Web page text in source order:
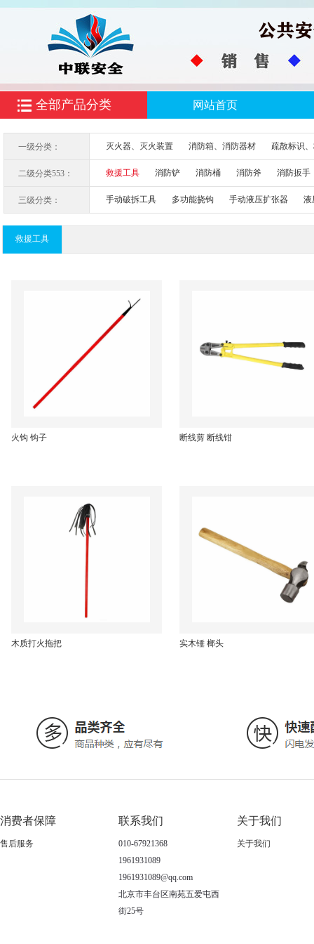
全部产品分类 网站首页
一级分类： 灭火器、灭火装置 消防箱、消防器材 疏散标识
二级分类553： 救援工具 消防铲 消防桶 消防斧 消防扳手
三级分类： 手动破拆工具 多功能挠钩 手动液压扩张器 液
救援工具
火钩 钩子 断线剪 断线钳
木质打火拖把 实木锤 榔头
消费者保障
售后服务
联系我们
010-67921368
1961931089
1961931089@qq.com
北京市丰台区南苑五爱屯西
街25号
关于我们
关于我们